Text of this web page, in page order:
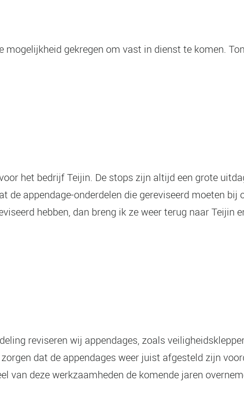
mogelijkheid gekregen om vast in dienst te komen.
het bedrijf Teijin. De stops zijn altijd een grote
appendage-onderdelen die gereviseerd moeten bij
hebben, dan breng ik ze weer terug naar Teijin
reviseren wij appendages, zoals
dat de appendages weer juist afgesteld zijn
van deze werkzaamheden de komende jaren